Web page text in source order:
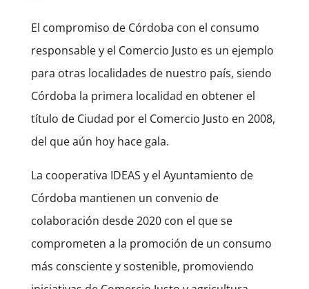
El compromiso de Córdoba con el consumo
responsable y el Comercio Justo es un ejemplo
para otras localidades de nuestro país, siendo
Córdoba la primera localidad en obtener el
título de Ciudad por el Comercio Justo en 2008,
del que aún hoy hace gala.
La cooperativa IDEAS y el Ayuntamiento de
Córdoba mantienen un convenio de
colaboración desde 2020 con el que se
comprometen a la promoción de un consumo
más consciente y sostenible, promoviendo